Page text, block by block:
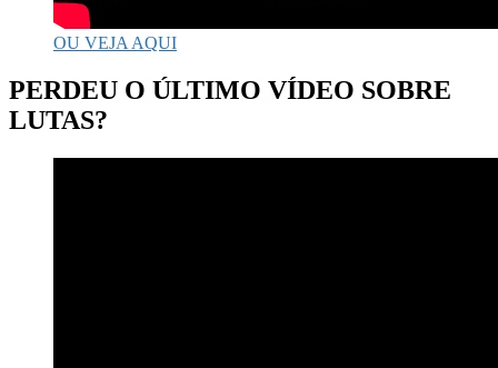
OU VEJA AQUI
PERDEU O ÚLTIMO VÍDEO SOBRE
LUTAS?